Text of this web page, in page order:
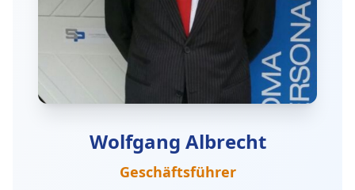
Wolfgang Albrecht
Geschäftsführer